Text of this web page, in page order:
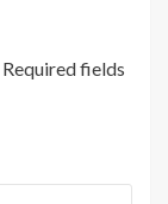
Required fields